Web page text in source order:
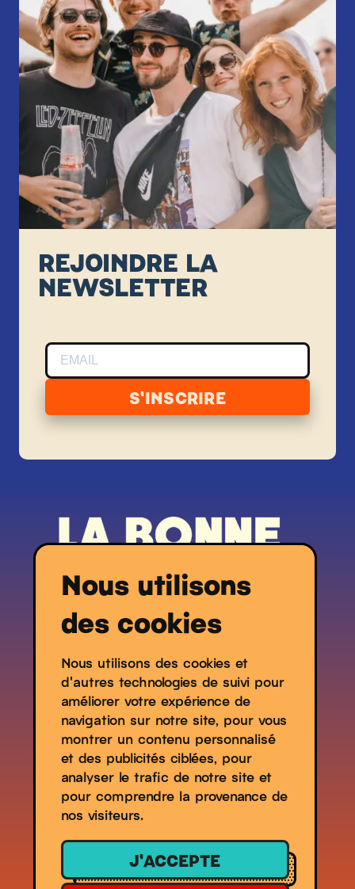
Nous utilisons
des cookies
Nous utilisons des cookies et
d'autres technologies de suivi pour
améliorer votre expérience de
navigation sur notre site, pour vous
montrer un contenu personnalisé
et des publicités ciblées, pour
analyser le trafic de notre site et
pour comprendre la provenance de
nos visiteurs.
J'ACCEPTE
REJOINDRE LA
NEWSLETTER
S'INSCRIRE
Contacts
Espace Presse
Partenaires